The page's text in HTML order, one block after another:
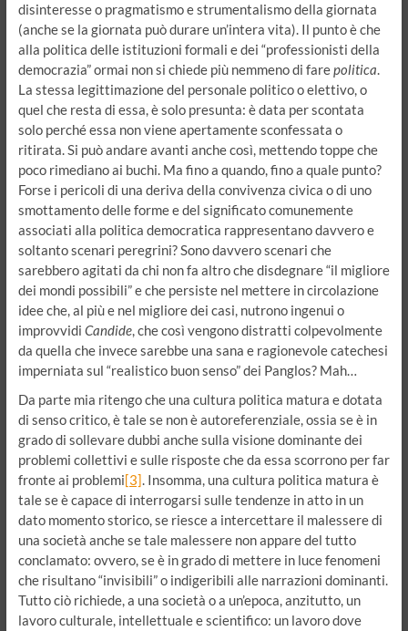
disinteresse o pragmatismo e strumentalismo della giornata
(anche se la giornata può durare un’intera vita). Il punto è che
alla politica delle istituzioni formali e dei “professionisti della
democrazia” ormai non si chiede più nemmeno di farepolitica.
La stessa legittimazione del personale politico o elettivo, o
quel che resta di essa, è solo presunta: è data per scontata
solo perché essa non viene apertamente sconfessata o
ritirata. Si può andare avanti anche così, mettendo toppe che
poco rimediano ai buchi. Ma fino a quando, fino a quale punto?
Forse i pericoli di una deriva della convivenza civica o di uno
smottamento delle forme e del significato comunemente
associati alla politica democratica rappresentano davvero e
soltanto scenari peregrini? Sono davvero scenari che
sarebbero agitati da chi non fa altro che disdegnare “il migliore
dei mondi possibili” e che persiste nel mettere in circolazione
idee che, al più e nel migliore dei casi, nutrono ingenui o
improvvidi Candide, che così vengono distratti colpevolmente
da quella che invece sarebbe una sana e ragionevole catechesi
imperniata sul “realistico buon senso” dei Panglos? Mah…
Da parte mia ritengo che una cultura politica matura e dotata
di senso critico, è tale se non è autoreferenziale, ossia se è in
grado di sollevare dubbi anche sulla visione dominante dei
problemi collettivi e sulle risposte che da essa scorrono per far
fronte ai problemi[3]. Insomma, una cultura politica matura è
tale se è capace di interrogarsi sulle tendenze in atto in un
dato momento storico, se riesce a intercettare il malessere di
una società anche se tale malessere non appare del tutto
conclamato: ovvero, se è in grado di mettere in luce fenomeni
che risultano “invisibili” o indigeribili alle narrazioni dominanti.
Tutto ciò richiede, a una società o a un’epoca, anzitutto, un
lavoro culturale, intellettuale e scientifico: un lavoro dove